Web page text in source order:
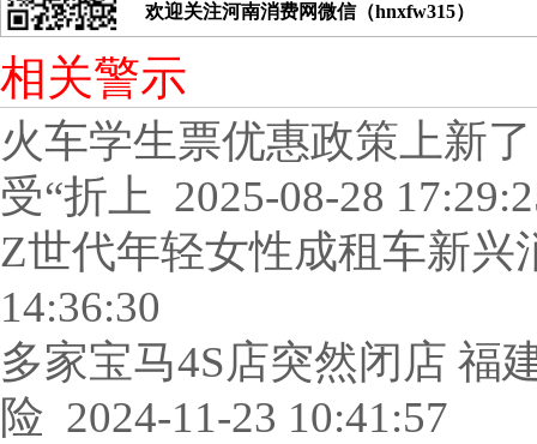
欢迎关注河南消费网微信（hnxfw315）
相关警示
火车学生票优惠政策上新
受“折上 2025-08-28
Z世代年轻女性成租车新兴
14:36:30
多家宝马4S店突然闭店 福
险 2024-11-23 10:41:57